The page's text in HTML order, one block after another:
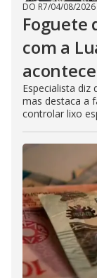
DO R7/04/08/2026
Foguete
com a
Especialista
mas destaca a
controlar lixo